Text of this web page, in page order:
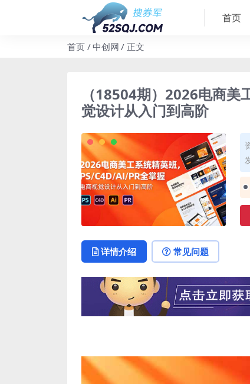
首页
首页 中创网 正文
（18504期）2026电商
觉设计从入门到高阶
详情介绍 常见问题